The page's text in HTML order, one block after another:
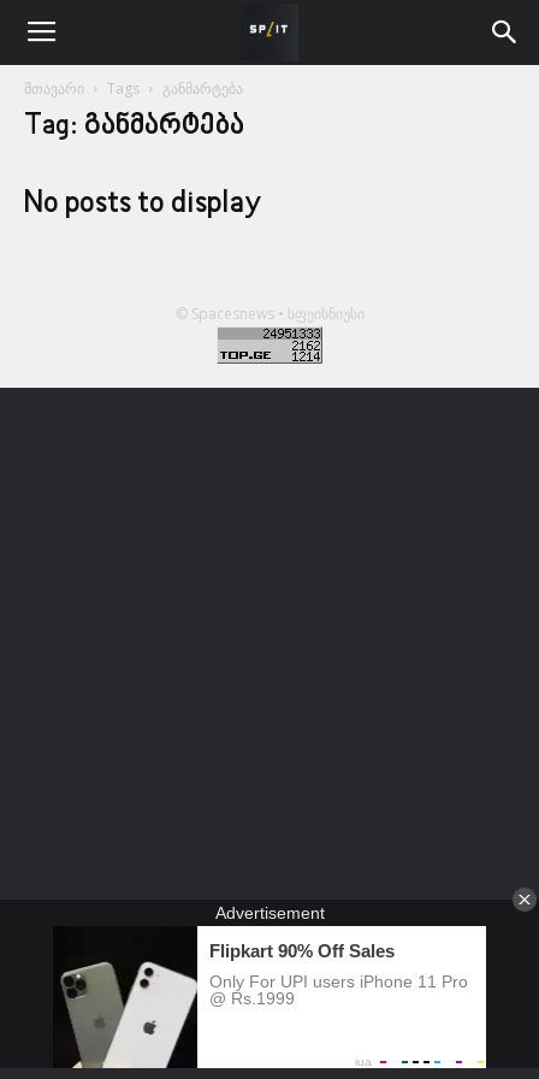
მთავარი Tags განმარტება
Tag: განმარტება
No posts to display
© Spacesnews • სფეისნიუსი